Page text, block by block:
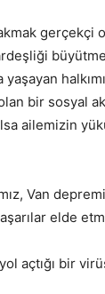
gerçekçi
bir sosyal
ailemizin
Van
elde
yol açtığı bir